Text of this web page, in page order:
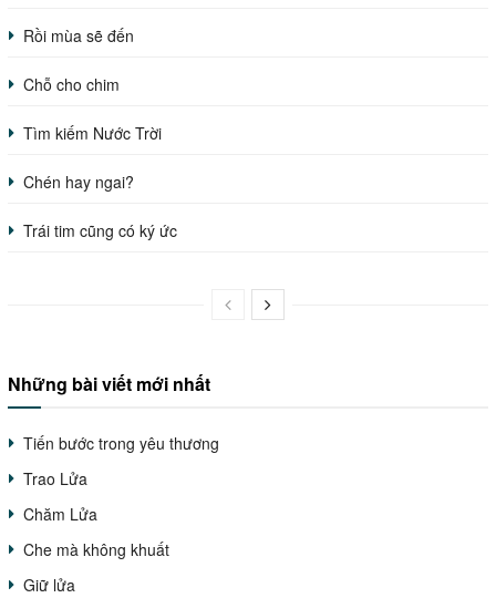
Rồi mùa sẽ đến
Chỗ cho chim
Tìm kiếm Nước Trời
Chén hay ngai?
Trái tim cũng có ký ức
Những bài viết mới nhất
Tiến bước trong yêu thương
Trao Lửa
Chăm Lửa
Che mà không khuất
Giữ lửa